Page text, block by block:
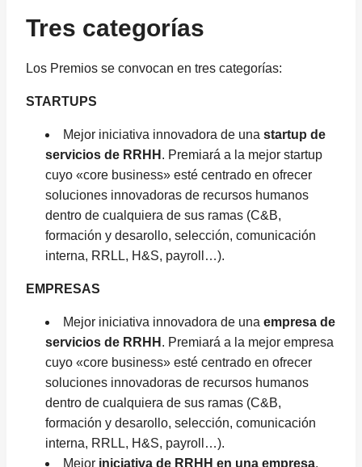
Tres categorías
Los Premios se convocan en tres categorías:
STARTUPS
Mejor iniciativa innovadora de una startup de
servicios de RRHH . Premiará a la mejor startup
cuyo «core business» esté centrado en ofrecer
soluciones innovadoras de recursos humanos
dentro de cualquiera de sus ramas (C&B,
formación y desarollo, selección, comunicación
interna, RRLL, H&S, payroll…).
EMPRESAS
Mejor iniciativa innovadora de una empresa de
servicios de RRHH . Premiará a la mejor empresa
cuyo «core business» esté centrado en ofrecer
soluciones innovadoras de recursos humanos
dentro de cualquiera de sus ramas (C&B,
formación y desarollo, selección, comunicación
interna, RRLL, H&S, payroll…).
Mejor iniciativa de RRHH en una empresa.